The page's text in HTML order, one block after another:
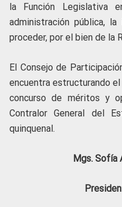
la Función Legislativa
administración pública,
proceder, por el bien de la
El Consejo de
encuentra estructurando
concurso de méritos y
Contralor General del
quinquenal.
Mgs. Sofía